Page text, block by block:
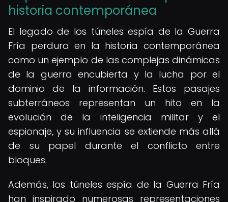
historia contemporánea
El legado de los túneles espía de la Guerra
Fría perdura en la historia contemporánea
como un ejemplo de las complejas dinámicas
de la guerra encubierta y la lucha por el
dominio de la información. Estos pasajes
subterráneos representan un hito en la
evolución de la inteligencia militar y el
espionaje, y su influencia se extiende más allá
de su papel durante el conflicto entre
bloques.
Además, los túneles espía de la Guerra Fría
han inspirado numerosas representaciones